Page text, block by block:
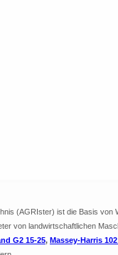
(AGRIster) ist die Basis
von landwirtschaftlichen
G2 15-25, Massey-Harris